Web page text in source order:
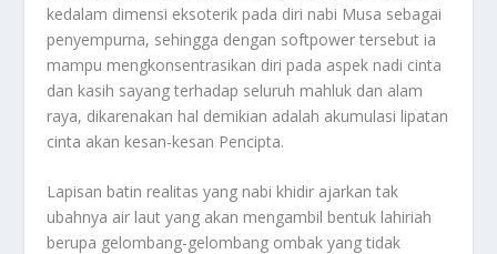
kedalam dimensi eksoterik pada diri nabi Musa sebagai
penyempurna, sehingga dengan softpower tersebut ia
mampu mengkonsentrasikan diri pada aspek nadi cinta
dan kasih sayang terhadap seluruh mahluk dan alam
raya, dikarenakan hal demikian adalah akumulasi lipatan
cinta akan kesan-kesan Pencipta.
Lapisan batin realitas yang nabi khidir ajarkan tak
ubahnya air laut yang akan mengambil bentuk lahiriah
berupa gelombang-gelombang ombak yang tidak